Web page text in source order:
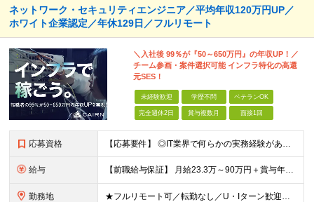
ネットワーク・セキュリティエンジニア／平均年収120万円UP／
ホワイト企業認定／年休129日／フルリモート
＼入社後 99％が『50～650万円』の年収UP！／
チーム参画・案件選択可能 インフラ特化の高還
元SES！
未経験歓迎 学歴不問 ベテランOK
完全週休2日 賞与複数月 面接1回
応募資格 【応募要件】 ◎IT業界で何らかの実務経験がある方 └2～3ヶ月の実務経験のある方は歓迎します！ 例）PCキッティングやモバイル通信基地局の業務経験者など インフラエンジニアとしてご経験のある方は、
給与 【前職給与保証】 月給23.3万～90万円＋賞与年2回＋インセンティブ ★年収1000万円以上の実績あり！ ※上記月給には月20～30時間分（2万9,300円～21万7,900円）の固定残業代を含み
勤務地 ★フルリモート可／転勤なし／U・Iターン歓迎★ ◎勤務地は相談の上、ご自宅近くに調整します！ 【勤務地】 本社、または東京／埼玉／千葉／神奈川／愛知／仙台のクライアント先 ◎完全在宅（フルリモート）